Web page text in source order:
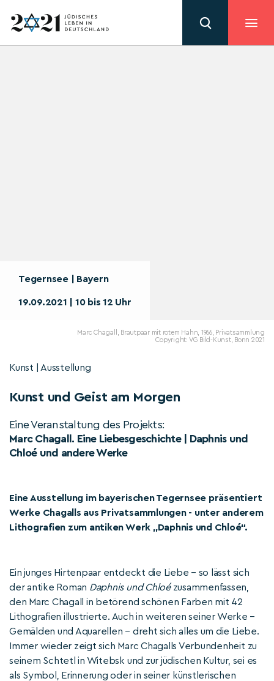
Tegernsee | Bayern
19.09.2021 | 10 bis 12 Uhr
Marc Chagall, Brautpaar mit rotem Hahn, 1966, Privatsammlung
Copyright: VG Bild-Kunst, Bonn 2021
Kunst | Ausstellung
Kunst und Geist am Morgen
Eine Veranstaltung des Projekts:
Marc Chagall. Eine Liebesgeschichte | Daphnis und
Chloé und andere Werke
Eine Ausstellung im bayerischen Tegernsee präsentiert
Werke Chagalls aus Privatsammlungen - unter anderem
Lithografien zum antiken Werk „Daphnis und Chloé“.
Ein junges Hirtenpaar entdeckt die Liebe – so lässt sich
der antike Roman Daphnis und Chloézusammenfassen,
den Marc Chagall in betörend schönen Farben mit 42
Lithografien illustrierte. Auch in weiteren seiner Werke –
Gemälden und Aquarellen – dreht sich alles um die Liebe.
Immer wieder zeigt sich Marc Chagalls Verbundenheit zu
seinem Schtetl in Witebsk und zur jüdischen Kultur, sei es
als Symbol, Erinnerung oder in seiner künstlerischen